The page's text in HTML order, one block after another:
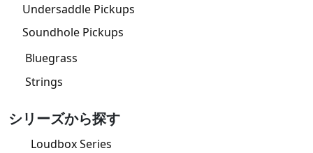
Undersaddle Pickups
Soundhole Pickups
Bluegrass
Strings
シリーズから探す
Loudbox Series